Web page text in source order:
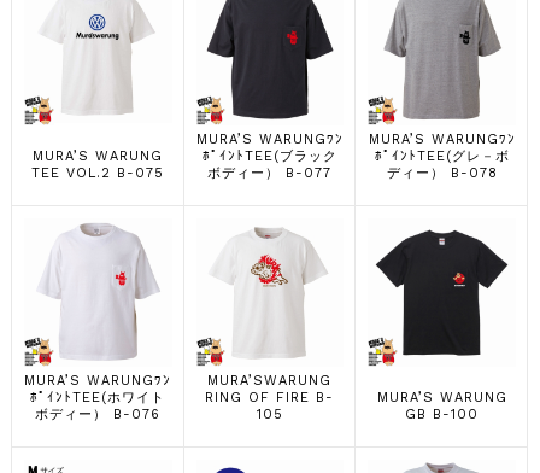
MURA’S WARUNG
TEE VOL.2 B-075
MURA’S WARUNGﾜﾝ
ﾎﾟｲﾝﾄTEE(ブラック
ボディー） B-077
MURA’S WARUNGﾜﾝ
ﾎﾟｲﾝﾄTEE(グレ－ボ
ディー） B-078
MURA’S WARUNGﾜﾝ
ﾎﾟｲﾝﾄTEE(ホワイト
ボディー） B-076
MURA’SWARUNG
RING OF FIRE B-
105
MURA’S WARUNG
GB B-100